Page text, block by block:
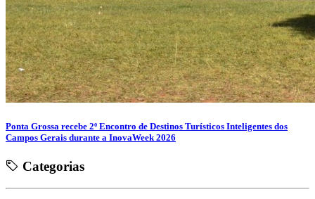
Ponta Grossa recebe 2º Encontro de Destinos Turísticos Inteligentes dos
Campos Gerais durante a InovaWeek 2026
Categorias